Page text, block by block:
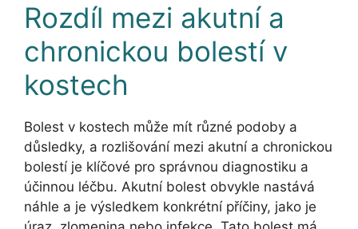
Rozdíl mezi akutní a
chronickou bolestí v
kostech
Bolest v kostech může mít různé podoby a
důsledky, a rozlišování mezi akutní a chronickou
bolestí je klíčové pro správnou diagnostiku a
účinnou léčbu. Akutní bolest obvykle nastává
náhle a je výsledkem konkrétní příčiny, jako je